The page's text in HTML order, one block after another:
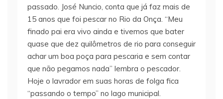
passado. José Nuncio, conta que já faz mais de
15 anos que foi pescar no Rio da Onça. “Meu
finado pai era vivo ainda e tivemos que bater
quase que dez quilômetros de rio para conseguir
achar um boa poça para pescaria e sem contar
que não pegamos nada” lembra o pescador.
Hoje o lavrador em suas horas de folga fica
“passando o tempo” no lago municipal.